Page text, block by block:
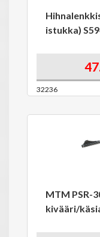
istukka)
32236
MTM PSR-
kivääri/